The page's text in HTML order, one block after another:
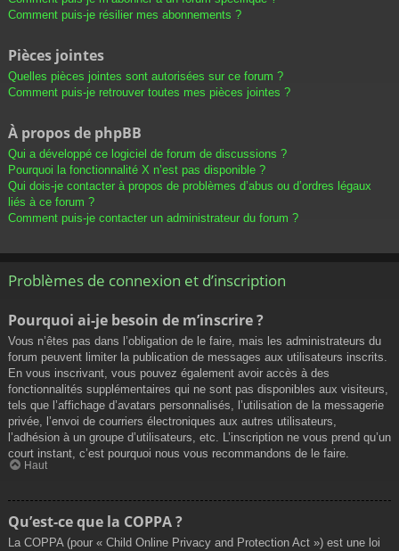
Comment puis-je résilier mes abonnements ?
Pièces jointes
Quelles pièces jointes sont autorisées sur ce forum ?
Comment puis-je retrouver toutes mes pièces jointes ?
À propos de phpBB
Qui a développé ce logiciel de forum de discussions ?
Pourquoi la fonctionnalité X n’est pas disponible ?
Qui dois-je contacter à propos de problèmes d’abus ou d’ordres légaux
liés à ce forum ?
Comment puis-je contacter un administrateur du forum ?
Problèmes de connexion et d’inscription
Pourquoi ai-je besoin de m’inscrire ?
Vous n’êtes pas dans l’obligation de le faire, mais les administrateurs du
forum peuvent limiter la publication de messages aux utilisateurs inscrits.
En vous inscrivant, vous pouvez également avoir accès à des
fonctionnalités supplémentaires qui ne sont pas disponibles aux visiteurs,
tels que l’affichage d’avatars personnalisés, l’utilisation de la messagerie
privée, l’envoi de courriers électroniques aux autres utilisateurs,
l’adhésion à un groupe d’utilisateurs, etc. L’inscription ne vous prend qu’un
court instant, c’est pourquoi nous vous recommandons de le faire.
Haut
Qu’est-ce que la COPPA ?
La COPPA (pour « Child Online Privacy and Protection Act ») est une loi